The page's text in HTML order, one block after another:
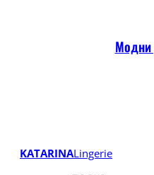
Модни
KATARINALingerie